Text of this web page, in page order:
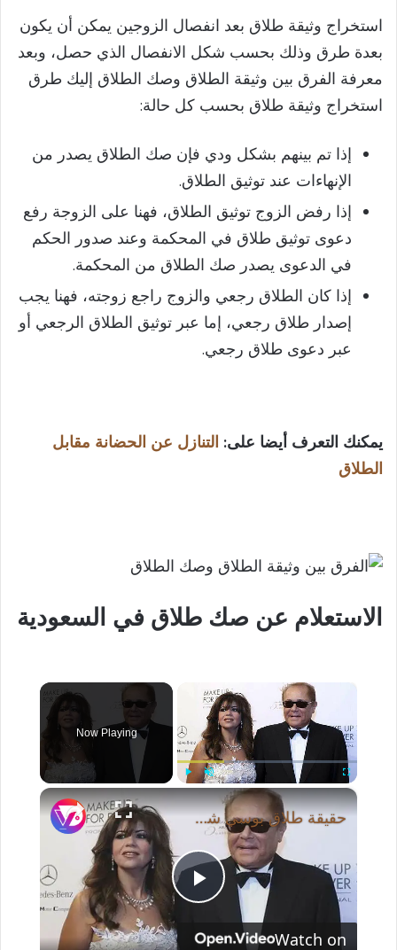
استخراج وثيقة طلاق بعد انفصال الزوجين يمكن أن يكون
بعدة طرق وذلك بحسب شكل الانفصال الذي حصل، وبعد
معرفة الفرق بين وثيقة الطلاق وصك الطلاق إليك طرق
استخراج وثيقة طلاق بحسب كل حالة:
إذا تم بينهم بشكل ودي فإن صك الطلاق يصدر من
الإنهاءات عند توثيق الطلاق.
إذا رفض الزوج توثيق الطلاق، فهنا على الزوجة رفع
دعوى توثيق طلاق في المحكمة وعند صدور الحكم
في الدعوى يصدر صك الطلاق من المحكمة.
إذا كان الطلاق رجعي والزوج راجع زوجته، فهنا يجب
إصدار طلاق رجعي، إما عبر توثيق الطلاق الرجعي أو
عبر دعوى طلاق رجعي.
يمكنك التعرف أيضا على: التنازل عن الحضانة مقابل
الطلاق
الاستعلام عن صك طلاق في السعودية
Unmute Fullscreen
Now Playing
×
P
حقيقة طلاق بوسي شلبي من محمود عبد العزيز تفاصيل مثيرة حول الأمر دون علمها
Watch on